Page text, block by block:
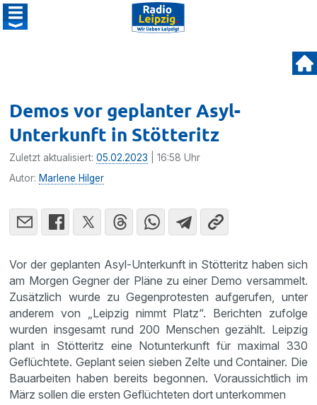
Demos vor geplanter Asyl-
Unterkunft in Stötteritz
Zuletzt aktualisiert:05.02.2023 | 16:58 Uhr
Autor: Marlene Hilger
Vor der geplanten Asyl-Unterkunft in Stötteritz haben sich
am Morgen Gegner der Pläne zu einer Demo versammelt.
Zusätzlich wurde zu Gegenprotesten aufgerufen, unter
anderem von „Leipzig nimmt Platz“. Berichten zufolge
wurden insgesamt rund 200 Menschen gezählt. Leipzig
plant in Stötteritz eine Notunterkunft für maximal 330
Geflüchtete. Geplant seien sieben Zelte und Container. Die
Bauarbeiten haben bereits begonnen. Voraussichtlich im
März sollen die ersten Geflüchteten dort unterkommen